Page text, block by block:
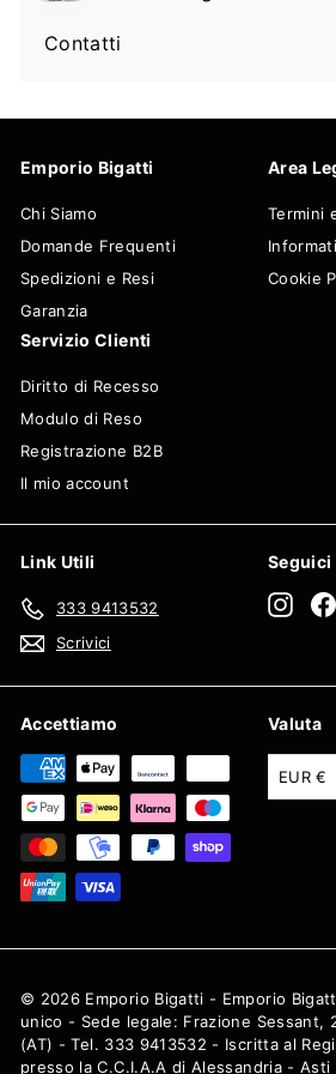
sottomenu
il
Contatti
Emporio Bigatti
Chi Siamo
Domande Frequenti
Spedizioni e Resi
Garanzia
Area
Termini
Cookie
Servizio Clienti
Diritto di Recesso
Modulo di Reso
Registrazione B2B
Il mio account
Link Utili
333 9413532
Scrivici
Seguici
Accettiamo Valuta
EUR €
© 2026 Emporio Bigatti - Emporio
unico - Sede legale: Frazione Sessant,
(AT) - Tel. 333 9413532 - Iscritta al
presso la C.C.I.A.A di Alessandria - Asti